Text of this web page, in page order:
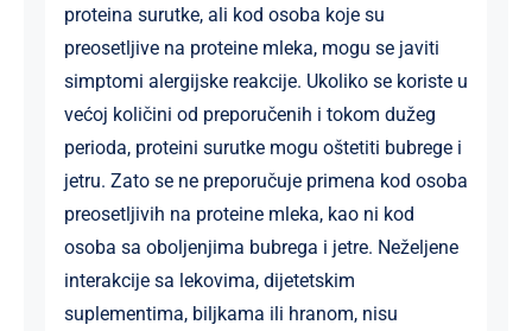
proteina surutke, ali kod osoba koje su
preosetljive na proteine mleka, mogu se javiti
simptomi alergijske reakcije. Ukoliko se koriste u
većoj količini od preporučenih i tokom dužeg
perioda, proteini surutke mogu oštetiti bubrege i
jetru. Zato se ne preporučuje primena kod osoba
preosetljivih na proteine mleka, kao ni kod
osoba sa oboljenjima bubrega i jetre. Neželjene
interakcije sa lekovima, dijetetskim
suplementima, biljkama ili hranom, nisu